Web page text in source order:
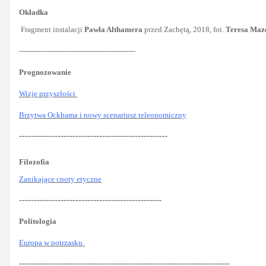
Okładka
Fragment instalacji Pawła Althamera przed Zachętą, 2018, fot. Teresa
-------------------------------------------------
Prognozowanie
Wizje przyszłości
Brzytwa Ockhama i nowy scenariusz teleonomiczny
--------------------------------------------------
Filozofia
Zanikające cnoty etyczne
------------------------------------------------
Politologia
Europa w potrzasku
-----------------------------------------------------------------------